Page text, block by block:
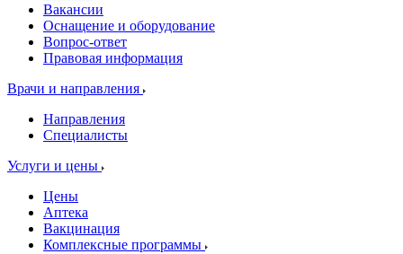
Вакансии
Оснащение и оборудование
Вопрос-ответ
Правовая информация
Врачи и направления
Направления
Специалисты
Услуги и цены
Цены
Аптека
Вакцинация
Комплексные программы